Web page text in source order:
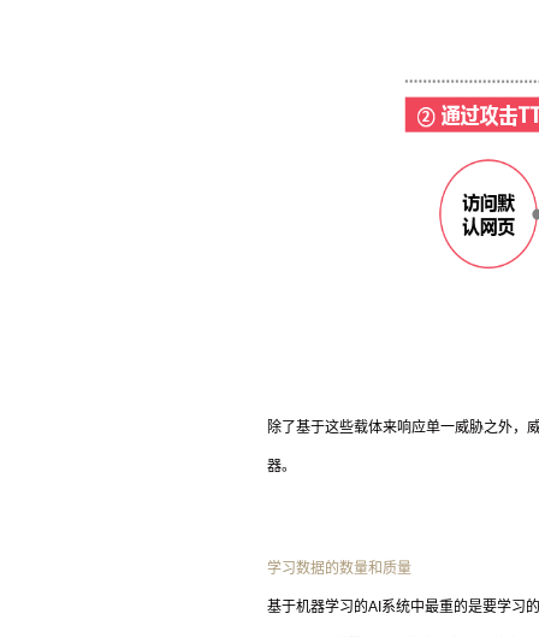
除了基于这些载体来响应单一威胁之外，
器。
学习数据的数量和质量
基于机器学习的AI 系统中最重的是要学习